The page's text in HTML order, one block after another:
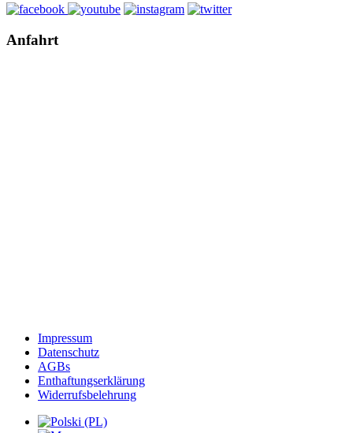
Anfahrt
Impressum
Datenschutz
AGBs
Enthaftungserklärung
Widerrufsbelehrung